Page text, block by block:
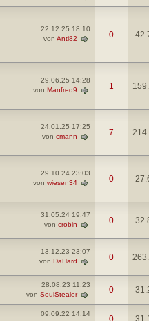
22.12.25 18:10
von Anti82 0
29.06.25 14:28
von Manfred9 1
24.01.25 17:25
von cmann 7
29.10.24 23:03
von wiesen34 0
31.05.24 19:47
von crobin 0
13.12.23 23:07
von DaHard 0
28.08.23 11:23
von SoulStealer 0
09.09.22 14:14
0